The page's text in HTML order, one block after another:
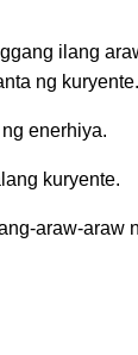
ilang
ng kuryente.
enerhiya.
kuryente.
araw-araw